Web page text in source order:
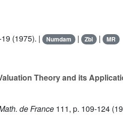
(1975). | Numdam | Zbl | MR
Theory and its
de France 111, p. 109-124